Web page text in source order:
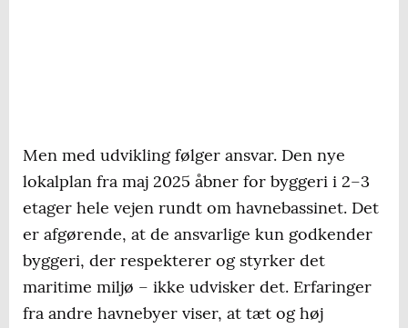
Men med udvikling følger ansvar. Den nye
lokalplan fra maj 2025 åbner for byggeri i 2–3
etager hele vejen rundt om havnebassinet. Det
er afgørende, at de ansvarlige kun godkender
byggeri, der respekterer og styrker det
maritime miljø – ikke udvisker det. Erfaringer
fra andre havnebyer viser, at tæt og høj